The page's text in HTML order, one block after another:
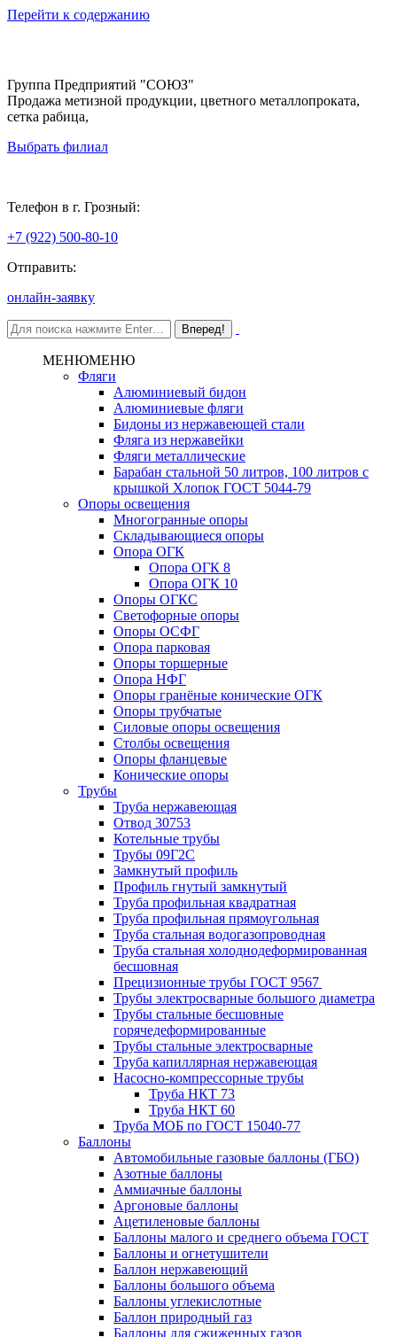
Перейти к содержанию
Группа Предприятий "СОЮЗ"
Продажа метизной продукции, цветного металлопроката,
сетка рабица,
Выбрать филиал
Телефон в г. Грозный:
+7 (922) 500-80-10
Отправить:
онлайн-заявку
МЕНЮМЕНЮ
Фляги
Алюминиевый бидон
Алюминиевые фляги
Бидоны из нержавеющей стали
Фляга из нержавейки
Фляги металлические
Барабан стальной 50 литров, 100 литров с
крышкой Хлопок ГОСТ 5044-79
Опоры освещения
Многогранные опоры
Складывающиеся опоры
Опора ОГК
Опора ОГК 8
Опора ОГК 10
Опоры ОГКС
Светофорные опоры
Опоры ОСФГ
Опора парковая
Опоры торшерные
Опора НФГ
Опоры гранёные конические ОГК
Опоры трубчатые
Силовые опоры освещения
Столбы освещения
Опоры фланцевые
Конические опоры
Трубы
Труба нержавеющая
Отвод 30753
Котельные трубы
Трубы 09Г2С
Замкнутый профиль
Профиль гнутый замкнутый
Труба профильная квадратная
Труба профильная прямоугольная
Труба стальная водогазопроводная
Труба стальная холоднодеформированная
бесшовная
Прецизионные трубы ГОСТ 9567
Трубы электросварные большого диаметра
Трубы стальные бесшовные
горячедеформированные
Трубы стальные электросварные
Труба капиллярная нержавеющая
Насосно-компрессорные трубы
Труба НКТ 73
Труба НКТ 60
Труба МОБ по ГОСТ 15040-77
Баллоны
Автомобильные газовые баллоны (ГБО)
Азотные баллоны
Аммиачные баллоны
Аргоновые баллоны
Ацетиленовые баллоны
Баллоны малого и среднего объема ГОСТ
Баллоны и огнетушители
Баллон нержавеющий
Баллоны большого объема
Баллоны углекислотные
Баллон природный газ
Баллоны для сжиженных газов